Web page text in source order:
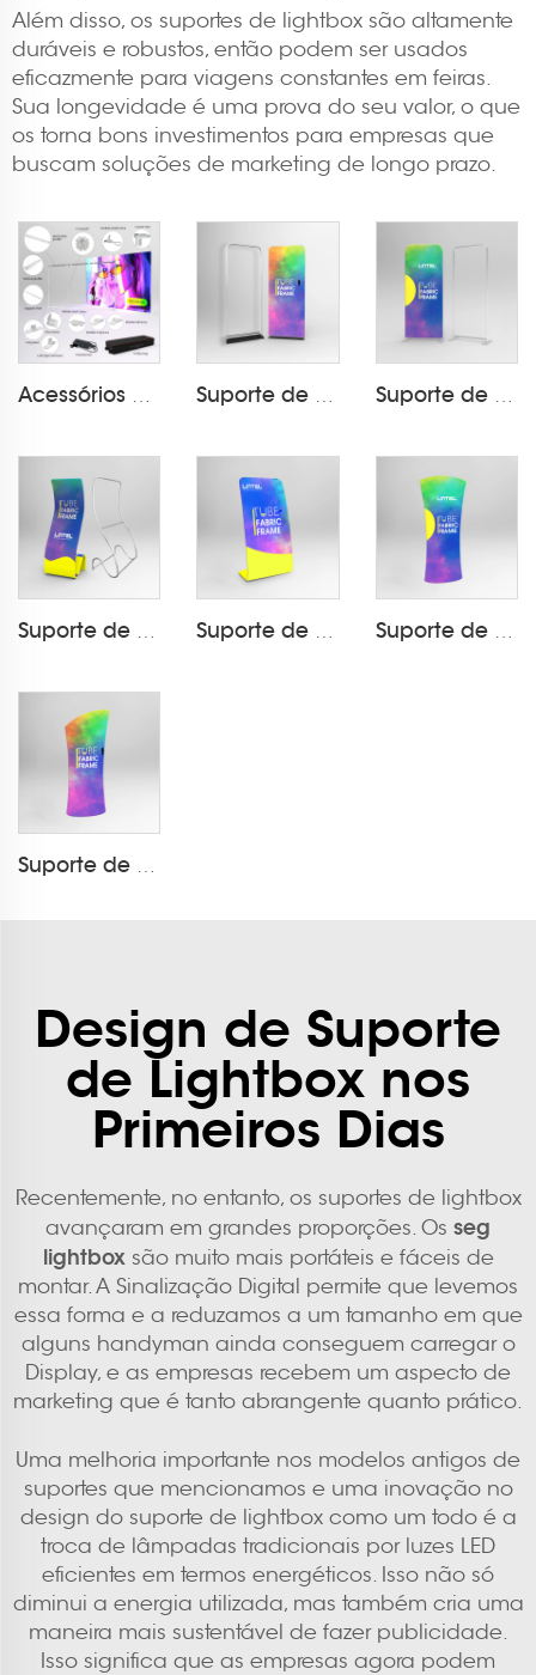
Além disso, os suportes de lightbox são altamente
duráveis e robustos, então podem ser usados
eficazmente para viagens constantes em feiras.
Sua longevidade é uma prova do seu valor, o que
os torna bons investimentos para empresas que
buscam soluções de marketing de longo prazo.
Acessórios Padrão para Estandes Modulares SEGPRO Suporte de Banner de Tecido ZE Tube Varejo LT-24Q2 Suporte de Banner de Tecido ZE Tube Varejo LT-24Q1-T1
Suporte de Exibição em Forma de Cobra de Tecido ZE Tube LT-24X2 Suporte de Banner de Tecido ZE Tube Varejo LT-24A4 Suporte de Banner de Tecido ZE Tube Varejo LT-24A2
Suporte de Banner de Tecido ZE Tube Varejo LT-24A1
Design de Suporte
de Lightbox nos
Primeiros Dias
Recentemente, no entanto, os suportes de lightbox
avançaram em grandes proporções. Os seg
lightbox são muito mais portáteis e fáceis de
montar. A Sinalização Digital permite que levemos
essa forma e a reduzamos a um tamanho em que
alguns handyman ainda conseguem carregar o
Display, e as empresas recebem um aspecto de
marketing que é tanto abrangente quanto prático.
Uma melhoria importante nos modelos antigos de
suportes que mencionamos e uma inovação no
design do suporte de lightbox como um todo é a
troca de lâmpadas tradicionais por luzes LED
eficientes em termos energéticos. Isso não só
diminui a energia utilizada, mas também cria uma
maneira mais sustentável de fazer publicidade.
Isso significa que as empresas agora podem